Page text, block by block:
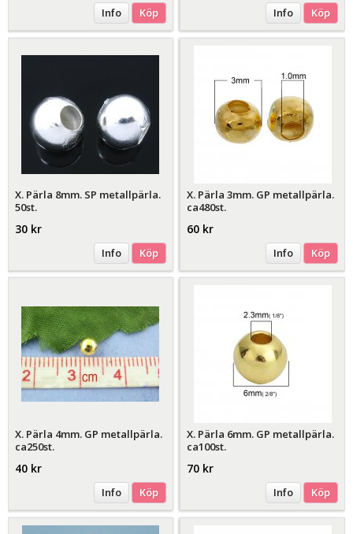
Info Köp Info Köp
X. Pärla 8mm. SP metallpärla.
50st.
30 kr
Info Köp
X. Pärla 3mm. GP metallpärla.
ca480st.
60 kr
Info Köp
X. Pärla 4mm. GP metallpärla.
ca250st.
40 kr
Info Köp
X. Pärla 6mm. GP metallpärla.
ca100st.
70 kr
Info Köp